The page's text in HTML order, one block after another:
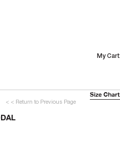
My Cart
< < Return to Previous Page
Size Chart